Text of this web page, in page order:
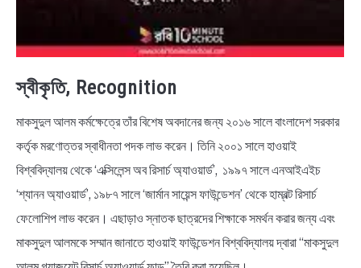
স্বীকৃতি, Recognition
মাকসুদুল আলম কর্মক্ষেত্রে তাঁর বিশেষ অবদানের জন্য ২০১৬ সালে বাংলাদেশ সরকার
কর্তৃক মরণোত্তর স্বাধীনতা পদক লাভ করেন। তিনি ২০০১ সালে হাওয়াই
বিশ্ববিদ্যালয় থেকে ‘এক্সিলেন্স অব রিসার্চ অ্যাওয়ার্ড’, ১৯৯৭ সালে এনআইএইচ
‘শ্যানন অ্যাওয়ার্ড’, ১৯৮৭ সালে ‘জার্মান সায়েন্স ফাউন্ডেশন’ থেকে হাম্বল্ট রিসার্চ
ফেলোশিপ লাভ করেন। এছাড়াও স্নাতক ছাত্রদের শিক্ষাকে সমর্থন করার জন্য এবং
মাকসুদুল আলমকে সম্মান জানাতে হাওয়াই ফাউন্ডেশন বিশ্ববিদ্যালয় দ্বারা “মাকসুদুল